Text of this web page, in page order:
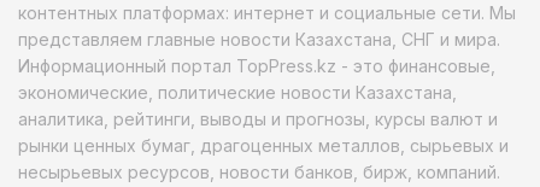
контентных платформах: интернет и социальные сети. Мы
представляем главные новости Казахстана, СНГ и мира.
Информационный портал TopPress.kz - это финансовые,
экономические, политические новости Казахстана,
аналитика, рейтинги, выводы и прогнозы, курсы валют и
рынки ценных бумаг, драгоценных металлов, сырьевых и
несырьевых ресурсов, новости банков, бирж, компаний.